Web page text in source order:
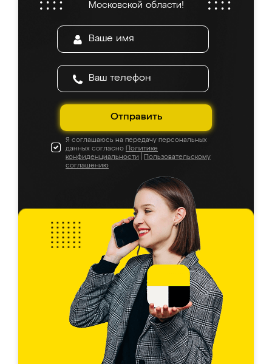
Московской области!
Отправить
Я соглашаюсь на передачу персональных
данных согласно Политике
конфиденциальности
Пользовательскому
соглашению